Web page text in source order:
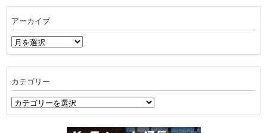
アーカイブ
ア
ー
ブ
カテゴリー
カ
テ